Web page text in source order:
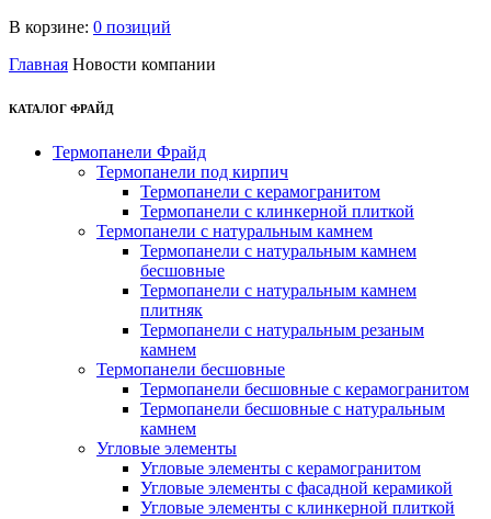
В корзине: 0 позиций
Главная Новости компании
КАТАЛОГ ФРАЙД
Термопанели Фрайд
Термопанели под кирпич
Термопанели с керамогранитом
Термопанели с клинкерной плиткой
Термопанели с натуральным камнем
Термопанели с натуральным камнем
бесшовные
Термопанели с натуральным камнем
плитняк
Термопанели с натуральным резаным
камнем
Термопанели бесшовные
Термопанели бесшовные с керамогранитом
Термопанели бесшовные с натуральным
камнем
Угловые элементы
Угловые элементы с керамогранитом
Угловые элементы с фасадной керамикой
Угловые элементы с клинкерной плиткой